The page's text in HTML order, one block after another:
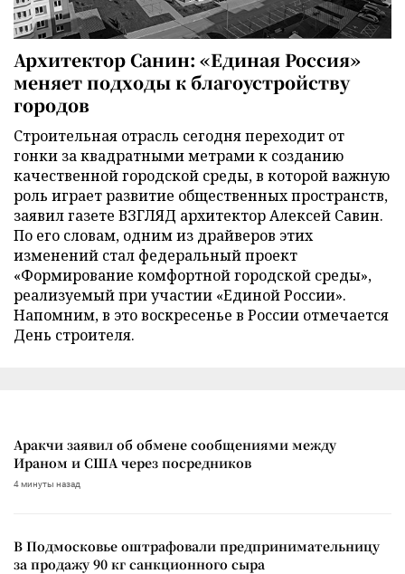
Архитектор Санин: «Единая Россия»
меняет подходы к благоустройству
городов
Строительная отрасль сегодня переходит от
гонки за квадратными метрами к созданию
качественной городской среды, в которой важную
роль играет развитие общественных пространств,
заявил газете ВЗГЛЯД архитектор Алексей Савин.
По его словам, одним из драйверов этих
изменений стал федеральный проект
«Формирование комфортной городской среды»,
реализуемый при участии «Единой России».
Напомним, в это воскресенье в России отмечается
День строителя.
Аракчи заявил об обмене сообщениями между
Ираном и США через посредников
4 минуты назад
В Подмосковье оштрафовали предпринимательницу
за продажу 90 кг санкционного сыра